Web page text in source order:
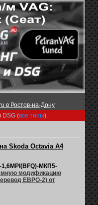
в Ростов-на-Дону
DSG (все типы).
Skoda Octavia А4
МКП5-
модификацию
ЕВРО-2) от